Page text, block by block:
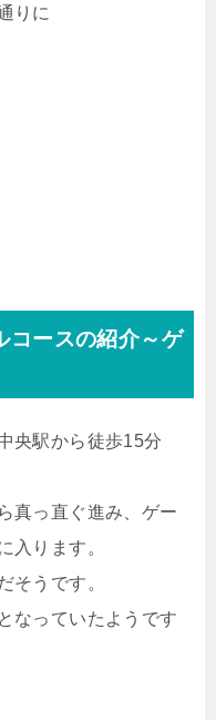
りに
コースの紹介～ゲ
央駅から徒歩15分
真っ直ぐ進み、ゲー
入ります。
そうです。
なっていたようです